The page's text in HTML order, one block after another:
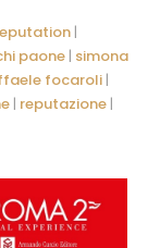
|
paone | simona
focaroli |
| reputazione |